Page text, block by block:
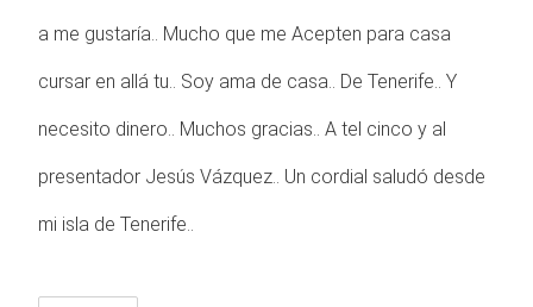
a me gustaría.. Mucho que me Acepten para casa
cursar en allá tu.. Soy ama de casa.. De Tenerife.. Y
necesito dinero.. Muchos gracias.. A tel cinco y al
presentador Jesús Vázquez.. Un cordial saludó desde
mi isla de Tenerife..